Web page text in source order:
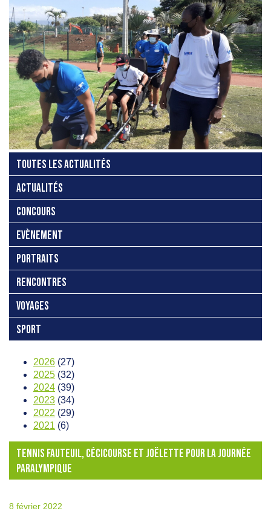
TOUTES LES ACTUALITÉS
ACTUALITÉS
CONCOURS
EVÈNEMENT
PORTRAITS
RENCONTRES
VOYAGES
SPORT
2026 (27)
2025 (32)
2024 (39)
2023 (34)
2022 (29)
2021 (6)
TENNIS FAUTEUIL, CÉCICOURSE ET JOËLETTE POUR LA JOURNÉE
PARALYMPIQUE
8 février 2022